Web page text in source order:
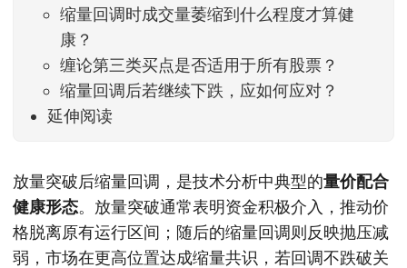
缩量回调时成交量萎缩到什么程度才算健
康？
缠论第三类买点是否适用于所有股票？
缩量回调后若继续下跌，应如何应对？
延伸阅读
放量突破后缩量回调，是技术分析中典型的量价配合
健康形态。放量突破通常表明资金积极介入，推动价
格脱离原有运行区间；随后的缩量回调则反映抛压减
弱，市场在更高位置达成缩量共识，若回调不跌破关